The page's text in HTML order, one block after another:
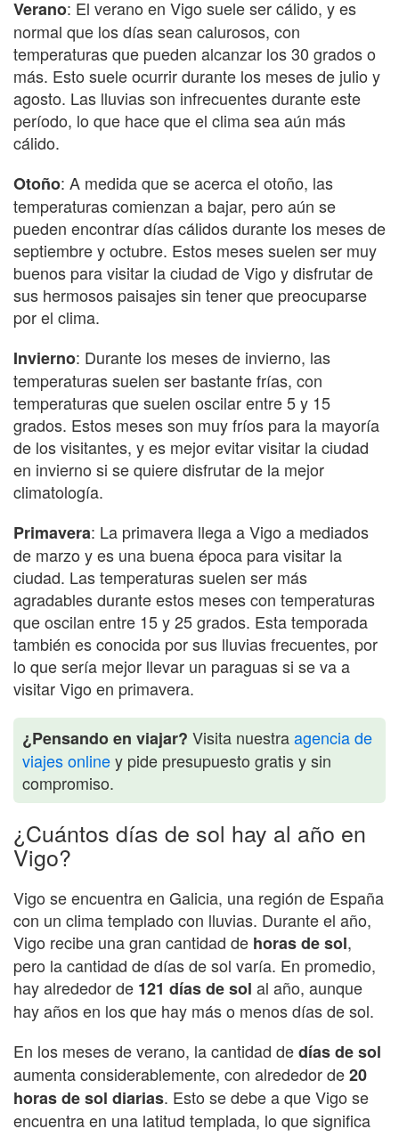
Verano: El verano en Vigo suele ser cálido, y es
normal que los días sean calurosos, con
temperaturas que pueden alcanzar los 30 grados o
más. Esto suele ocurrir durante los meses de julio y
agosto. Las lluvias son infrecuentes durante este
período, lo que hace que el clima sea aún más
cálido.
Otoño: A medida que se acerca el otoño, las
temperaturas comienzan a bajar, pero aún se
pueden encontrar días cálidos durante los meses de
septiembre y octubre. Estos meses suelen ser muy
buenos para visitar la ciudad de Vigo y disfrutar de
sus hermosos paisajes sin tener que preocuparse
por el clima.
Invierno: Durante los meses de invierno, las
temperaturas suelen ser bastante frías, con
temperaturas que suelen oscilar entre 5 y 15
grados. Estos meses son muy fríos para la mayoría
de los visitantes, y es mejor evitar visitar la ciudad
en invierno si se quiere disfrutar de la mejor
climatología.
Primavera: La primavera llega a Vigo a mediados
de marzo y es una buena época para visitar la
ciudad. Las temperaturas suelen ser más
agradables durante estos meses con temperaturas
que oscilan entre 15 y 25 grados. Esta temporada
también es conocida por sus lluvias frecuentes, por
lo que sería mejor llevar un paraguas si se va a
visitar Vigo en primavera.
¿Pensando en viajar? Visita nuestraagencia de
viajes onliney pide presupuesto gratis y sin
compromiso.
¿Cuántos días de sol hay al año en
Vigo?
Vigo se encuentra en Galicia, una región de España
con un clima templado con lluvias. Durante el año,
Vigo recibe una gran cantidad de horas de sol,
pero la cantidad de días de sol varía. En promedio,
hay alrededor de 121 días de sol al año, aunque
hay años en los que hay más o menos días de sol.
En los meses de verano, la cantidad dedías de sol
aumenta considerablemente, con alrededor de20
horas de sol diarias. Esto se debe a que Vigo se
encuentra en una latitud templada, lo que significa